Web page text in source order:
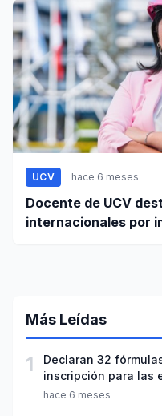
UCV hace 6 meses
Docente de UCV
internacionales por
Más Leídas
1
Declaran 32
inscripción para las
hace 6 meses